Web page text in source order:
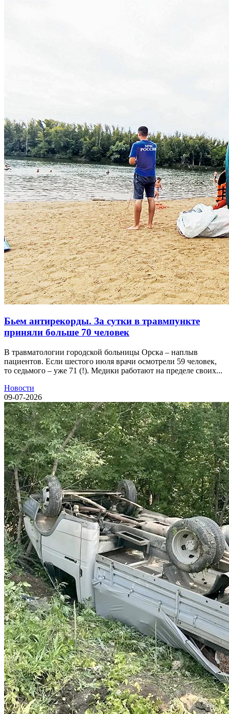
Бьем антирекорды. За сутки в травмпункте
приняли больше 70 человек
В травматологии городской больницы Орска – наплыв
пациентов. Если шестого июля врачи осмотрели 59 человек,
то седьмого – уже 71 (!). Медики работают на пределе своих...
Новости
09-07-2026